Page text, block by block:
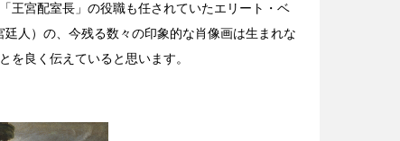
王宮配室長」の役職も任されていたエリート・ベ
人）の、今残る数々の印象的な肖像画は生まれな
を良く伝えていると思います。